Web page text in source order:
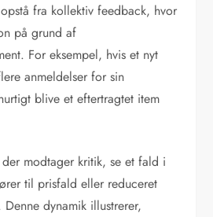
fra kollektiv feedback, hvor
på grund af
For eksempel, hvis et nyt
anmeldelser for sin
blive et eftertragtet item
modtager kritik, se et fald i
til prisfald eller reduceret
dynamik illustrerer,